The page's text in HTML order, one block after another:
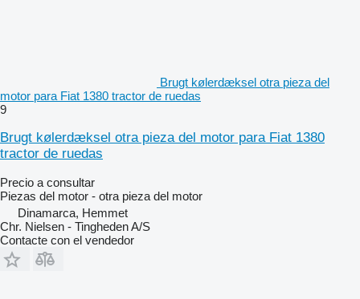
Brugt kølerdæksel otra pieza del
motor para Fiat 1380 tractor de ruedas
9
Brugt kølerdæksel otra pieza del motor para Fiat 1380
tractor de ruedas
Precio a consultar
Piezas del motor - otra pieza del motor
Dinamarca, Hemmet
Chr. Nielsen - Tingheden A/S
Contacte con el vendedor